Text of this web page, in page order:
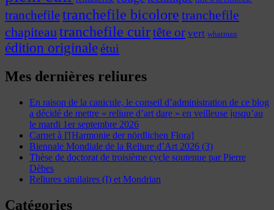
tranchefiletranchefile bicolore tranchefile
chapiteautranchefile cuirtête or vert whatman
édition originaleétui
Mes dernières reliures
En raison de la canicule, le conseil d’administration de ce blog
a décidé de mettre « reliure d’art dare » en veilleuse jusqu’au
le mardi 1er septembre 2026
Carnet à l'[Harmonie der nördlichen Flora]
Biennale Mondiale de la Reliure d’Art 2026 (3)
Thèse de doctorat de troisième cycle soutenue par Pierre
Dèbes
Reliures similaires (I) et Mondrian
Catégories